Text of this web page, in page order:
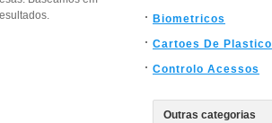
Biometricos
Cartoes De Plastico
Controlo Acessos